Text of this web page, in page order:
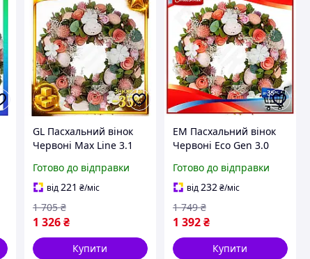
GL Пасхальний вінок
Червоні Max Line 3.1
декору інтер'єру
святковий вінок з
пінопласт LO31\PR
Готово до відправки
від221 ₴/міс
1 326 ₴
1 705 ₴
Купити
EM Пасхальний вінок
Червоні Eco Gen 3.0
декору інтер'єру
святковий вінок з
пінопласту MAR_K
Готово до відправки
від232₴/міс
1 392₴
1 749 ₴
Купити